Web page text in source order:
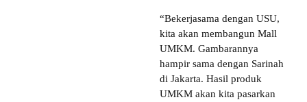
“Bekerjasama dengan USU,
kita akan membangun Mall
UMKM. Gambarannya
hampir sama dengan Sarinah
di Jakarta. Hasil produk
UMKM akan kita pasarkan